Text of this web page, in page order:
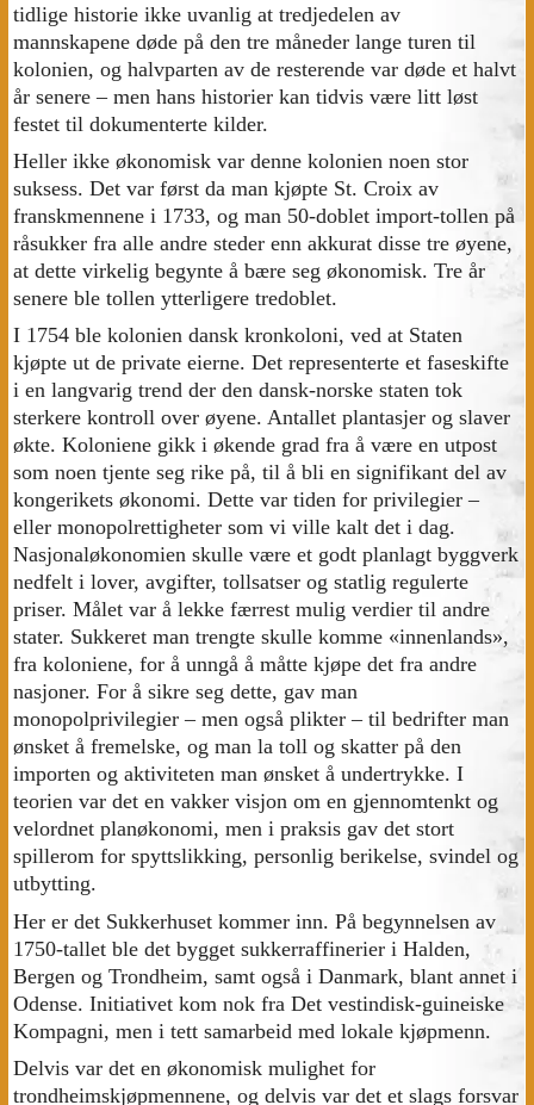
tidlige historie ikke uvanlig at tredjedelen av
mannskapene døde på den tre måneder lange turen til
kolonien, og halvparten av de resterende var døde et halvt
år senere – men hans historier kan tidvis være litt løst
festet til dokumenterte kilder.
Heller ikke økonomisk var denne kolonien noen stor
suksess. Det var først da man kjøpte St. Croix av
franskmennene i 1733, og man 50-doblet import-tollen på
råsukker fra alle andre steder enn akkurat disse tre øyene,
at dette virkelig begynte å bære seg økonomisk. Tre år
senere ble tollen ytterligere tredoblet.
I 1754 ble kolonien dansk kronkoloni, ved at Staten
kjøpte ut de private eierne. Det representerte et faseskifte
i en langvarig trend der den dansk-norske staten tok
sterkere kontroll over øyene. Antallet plantasjer og slaver
økte. Koloniene gikk i økende grad fra å være en utpost
som noen tjente seg rike på, til å bli en signifikant del av
kongerikets økonomi. Dette var tiden for privilegier –
eller monopolrettigheter som vi ville kalt det i dag.
Nasjonaløkonomien skulle være et godt planlagt byggverk
nedfelt i lover, avgifter, tollsatser og statlig regulerte
priser. Målet var å lekke færrest mulig verdier til andre
stater. Sukkeret man trengte skulle komme «innenlands»,
fra koloniene, for å unngå å måtte kjøpe det fra andre
nasjoner. For å sikre seg dette, gav man
monopolprivilegier – men også plikter – til bedrifter man
ønsket å fremelske, og man la toll og skatter på den
importen og aktiviteten man ønsket å undertrykke. I
teorien var det en vakker visjon om en gjennomtenkt og
velordnet planøkonomi, men i praksis gav det stort
spillerom for spyttslikking, personlig berikelse, svindel og
utbytting.
Her er det Sukkerhuset kommer inn. På begynnelsen av
1750-tallet ble det bygget sukkerraffinerier i Halden,
Bergen og Trondheim, samt også i Danmark, blant annet i
Odense. Initiativet kom nok fra Det vestindisk-guineiske
Kompagni, men i tett samarbeid med lokale kjøpmenn.
Delvis var det en økonomisk mulighet for
trondheimskjøpmennene, og delvis var det et slags forsvar